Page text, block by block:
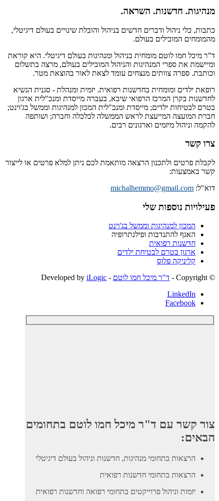
מנהיגות. חדשנות. השראה.
כתבות, כלי ניהול ודברים חדשים בניהול והובלת שינויים בעולם דיגיטלי,
מהמומחים המובילים בעולם.
ד”ר מיכל חמו לוטם מומחית בניהול ומנהיגות בעולם דיגיטלי. היא קוראת
ומיישמת את ספרי המנהיגות והניהול המובילים בעולם, מרצה בתשלום
וכותבת. ספרה צוותים מנצחים עומד לצאת לאור בהוצאת מטר.
רופאת ילדים ומומחית בחדשנות רפואית. יזמית ומנהלת - סגנית הנשיא
לחדשנות בקרן המרכז הרפואי שיבא, בעברה מייסדת ומנכ"לית ארגון
בטרם לבטיחות ילדים; מייסדת ומנכ"לית המכון למנהיגות וממשל בג'וינט;
חברת המועצה המייעצת לראש הממשלה לכלכלה וחברה; ושותפה
להקמה וניהול מיזמים וארגונים רבים.
צרו קשר
לקבלת פרטים ולתכנון הרצאה מותאמת לכם ניתן למלא פרטים או לייצור
קשר באמצעות:
דוא"ל: michalhemmo@gmail.com
פעילויות נוספות שלי
המכון למנהיגות וממשל בג'וינט
האגף להתנדבות ופילנתרופיה
חדשנות רפואית
ארגון בטרם לבטיחת ילדים
קליניקה פלוס
© ‫Copyright -
ד"ר מיכל חמו לוטם - Developed by
iLogic
LinkedIn
Facebook
צור קשר עם ד"ר מיכל חמו לוטם בתחומים
הבאים:
הרצאות בתחומי מנהיגות, חדשנות וניהול בעולם דיגיטלי
הרצאות בתחומי חדשנות רפואית
יזמות וניהול פרוייקטים בתחומי רפואה וחדשנות רפואית